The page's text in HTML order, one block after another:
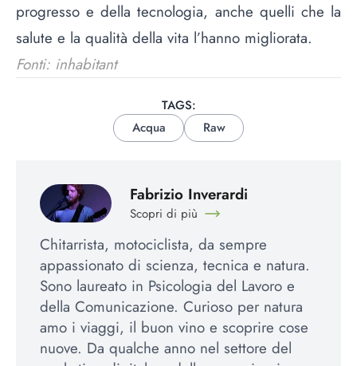
progresso e della tecnologia, anche quelli che la
salute e la qualità della vita l’hanno migliorata.
Fonti: inhabitant
TAGS:
Acqua
Raw
Fabrizio Inverardi
Scopri di più
Chitarrista, motociclista, da sempre
appassionato di scienza, tecnica e natura.
Sono laureato in Psicologia del Lavoro e
della Comunicazione. Curioso per natura
amo i viaggi, il buon vino e scoprire cose
nuove. Da qualche anno nel settore del